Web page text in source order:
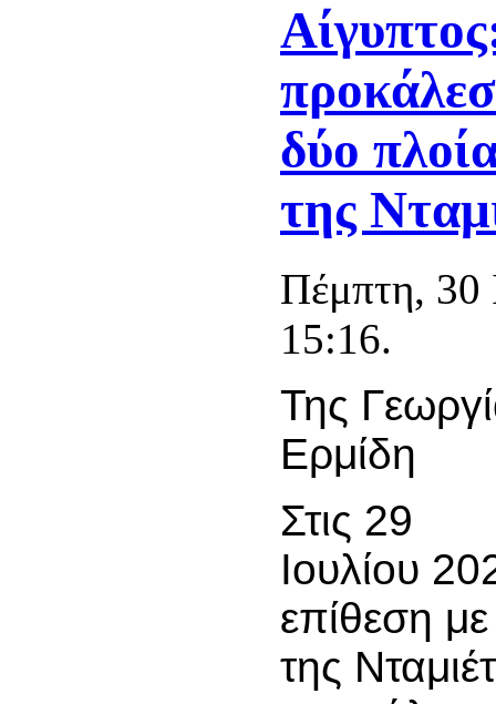
δύο
της
Πέμπτη, 30
15:16.
Της
Ερμίδη
Στις 29
Ιουλίου
επίθεση
της